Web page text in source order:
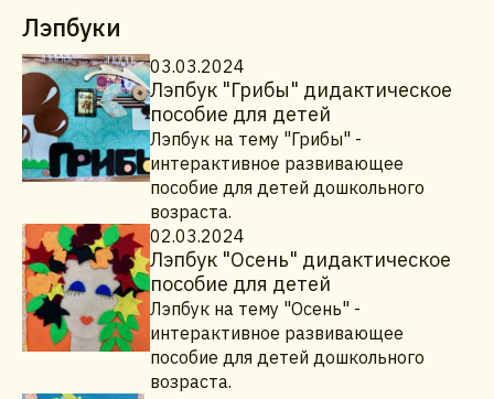
Лэпбуки
03.03.2024
Лэпбук "Грибы" дидактическое
пособие для детей
Лэпбук на тему "Грибы" -
интерактивное развивающее
пособие для детей дошкольного
возраста.
02.03.2024
Лэпбук "Осень" дидактическое
пособие для детей
Лэпбук на тему "Осень" -
интерактивное развивающее
пособие для детей дошкольного
возраста.